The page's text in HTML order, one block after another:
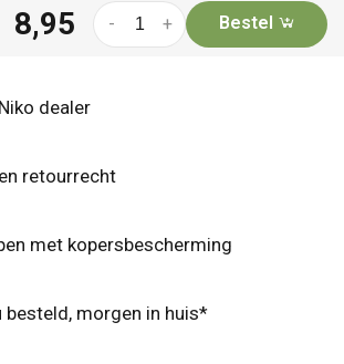
8,95 +
- Bestel
dealer
retourrecht
met kopersbescherming
besteld, morgen in huis*